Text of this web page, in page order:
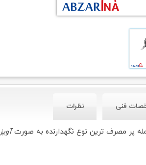
فنی نظرات
پر مصرف ترین نوع نگهدارنده به صورتآویز